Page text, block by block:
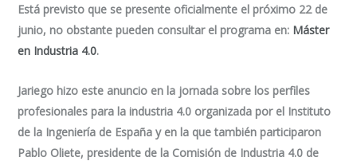
Está previsto que se presente oficialmente el próximo 22 de
junio, no obstante pueden consultar el programa en: Máster
en Industria 4.0.
Jariego hizo este anuncio en la jornada sobre los perfiles
profesionales para la industria 4.0 organizada por el Instituto
de la Ingeniería de España y en la que también participaron
Pablo Oliete, presidente de la Comisión de Industria 4.0 de